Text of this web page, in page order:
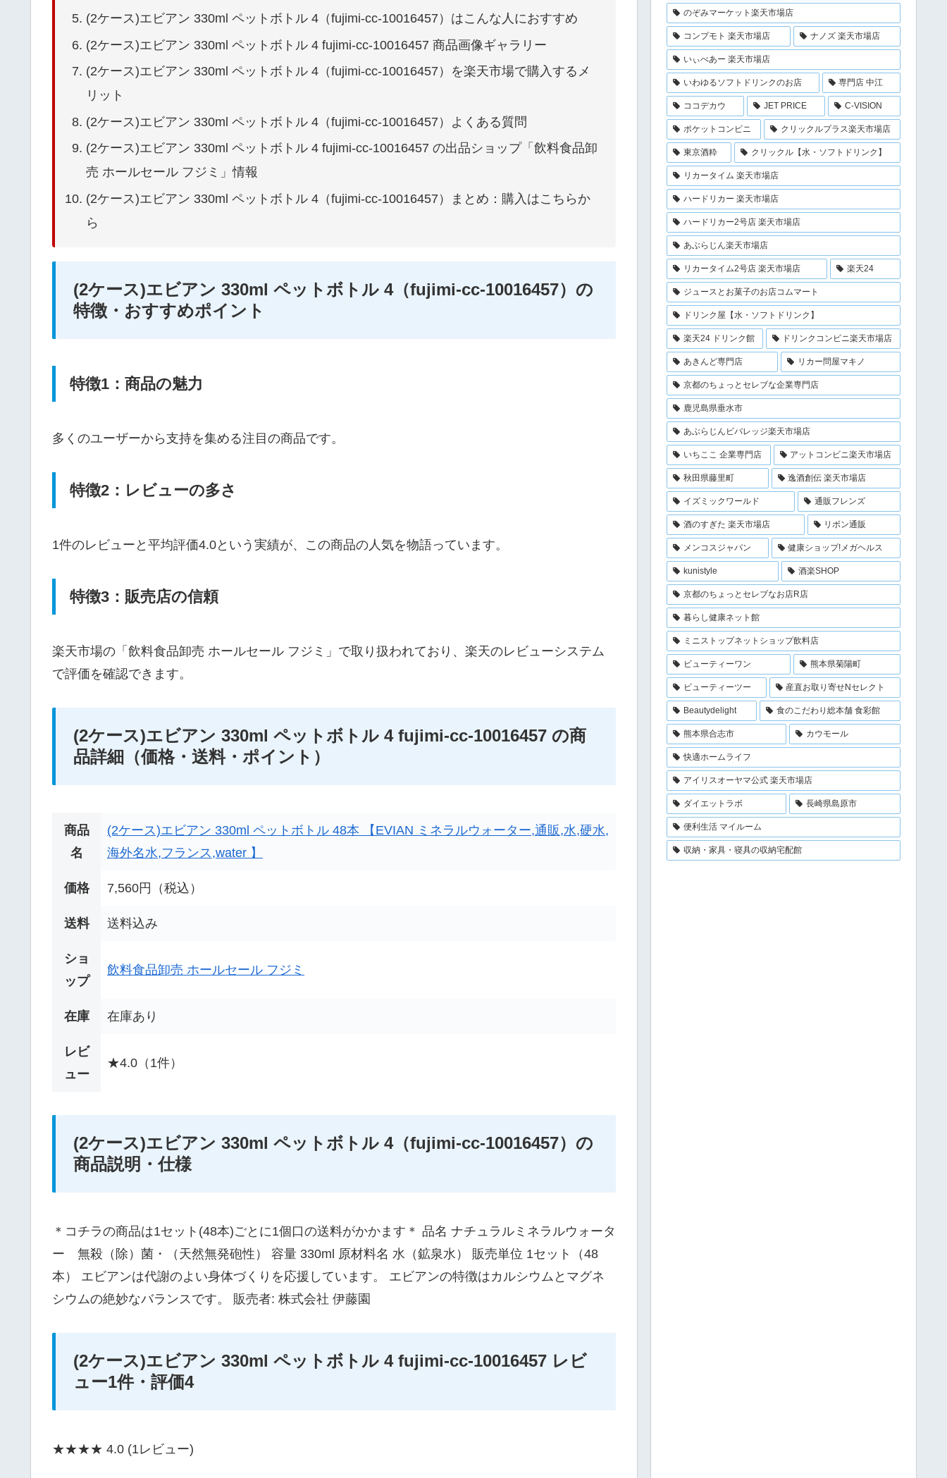
(2ケース)エビアン 330ml ペットボトル 4（fujimi-cc-10016457）はこんな人におすすめ
(2ケース)エビアン 330ml ペットボトル 4 fujimi-cc-10016457 商品画像ギャラリー
(2ケース)エビアン 330ml ペットボトル 4（fujimi-cc-10016457）を楽天市場で購入するメ
リット
(2ケース)エビアン 330ml ペットボトル 4（fujimi-cc-10016457）よくある質問
(2ケース)エビアン 330ml ペットボトル 4 fujimi-cc-10016457 の出品ショップ「飲料食品卸
売 ホールセール フジミ」情報
(2ケース)エビアン 330ml ペットボトル 4（fujimi-cc-10016457）まとめ：購入はこちらか
ら
(2ケース)エビアン 330ml ペットボトル 4（fujimi-cc-10016457）の
特徴・おすすめポイント
特徴1：商品の魅力
多くのユーザーから支持を集める注目の商品です。
特徴2：レビューの多さ
1件のレビューと平均評価4.0という実績が、この商品の人気を物語っています。
特徴3：販売店の信頼
楽天市場の「飲料食品卸売 ホールセール フジミ」で取り扱われており、楽天のレビューシステム
で評価を確認できます。
(2ケース)エビアン 330ml ペットボトル 4 fujimi-cc-10016457 の商
品詳細（価格・送料・ポイント）
商品
名
(2ケース)エビアン 330ml ペットボトル 48本 【EVIAN ミネラルウォーター,通販,水,硬水,
海外名水,フランス,water 】
価格 7,560円（税込）
送料 送料込み
ショ
ップ
飲料食品卸売 ホールセール フジミ
在庫 在庫あり
レビ
ュー
★4.0（1件）
(2ケース)エビアン 330ml ペットボトル 4（fujimi-cc-10016457）の
商品説明・仕様
＊コチラの商品は1セット(48本)ごとに1個口の送料がかかます＊ 品名 ナチュラルミネラルウォータ
ー 無殺（除）菌・（天然無発砲性） 容量 330ml 原材料名 水（鉱泉水） 販売単位 1セット（48
本） エビアンは代謝のよい身体づくりを応援しています。 エビアンの特徴はカルシウムとマグネ
シウムの絶妙なバランスです。 販売者: 株式会社 伊藤園
(2ケース)エビアン 330ml ペットボトル 4 fujimi-cc-10016457 レビ
ュー1件・評価4
★★★★ 4.0 (1レビュー)
のぞみマーケット楽天市場店
コンプモト 楽天市場店 ナノズ 楽天市場店
いぃべあー 楽天市場店
いわゆるソフトドリンクのお店 専門店 中江
ココデカウ JET PRICE C-VISION
ポケットコンビニ クリックルプラス楽天市場店
東京酒粋 クリックル【水・ソフトドリンク】
リカータイム 楽天市場店
ハードリカー 楽天市場店
ハードリカー2号店 楽天市場店
あぶらじん楽天市場店
リカータイム2号店 楽天市場店 楽天24
ジュースとお菓子のお店コムマート
ドリンク屋【水・ソフトドリンク】
楽天24 ドリンク館 ドリンクコンビニ楽天市場店
あきんど専門店 リカー問屋マキノ
京都のちょっとセレブな企業専門店
鹿児島県垂水市
あぶらじんビバレッジ楽天市場店
いちここ 企業専門店 アットコンビニ楽天市場店
秋田県藤里町 逸酒創伝 楽天市場店
イズミックワールド 通販フレンズ
酒のすぎた 楽天市場店 リボン通販
メンコスジャパン 健康ショップ!メガヘルス
kunistyle 酒楽SHOP
京都のちょっとセレブなお店R店
暮らし健康ネット館
ミニストップネットショップ飲料店
ビューティーワン 熊本県菊陽町
ビューティーツー 産直お取り寄せNセレクト
Beautydelight 食のこだわり総本舗 食彩館
熊本県合志市 カウモール
快適ホームライフ
アイリスオーヤマ公式 楽天市場店
ダイエットラボ 長崎県島原市
便利生活 マイルーム
収納・家具・寝具の収納宅配館